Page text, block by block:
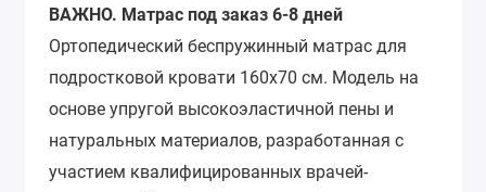
ВАЖНО. Матрас под заказ 6-8 дней
Ортопедический беспружинный матрас для
подростковой кровати 160х70 см. Модель на
основе упругой высокоэластичной пены и
натуральных материалов, разработанная с
участием квалифицированных врачей-